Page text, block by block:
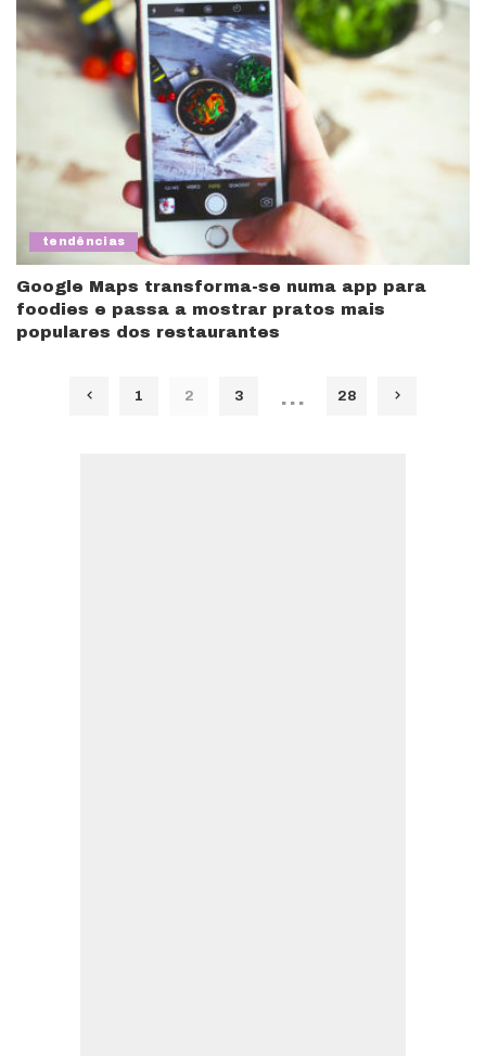
tendências
Google Maps transforma-se numa app para
foodies e passa a mostrar pratos mais
populares dos restaurantes
1 2 3 … 28